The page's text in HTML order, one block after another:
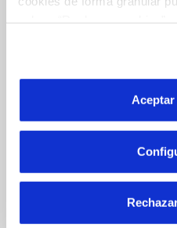
son indispensables para
por tanto no se pueden
más información en nuestra
Gestiones Online
FACTURAS, PAGOS Y CONSUMOS
MODIFICACIÓN DE DATOS
TODAS LAS GESTIONES